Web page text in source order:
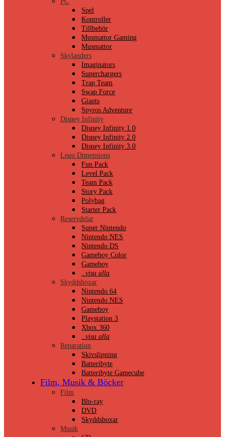
Spel
Kontroller
Tillbehör
Musmattor Gaming
Musmattor
Skylanders
Imaginators
Superchargers
Trap Team
Swap Force
Giants
Spyros Adventure
Disney Infinity
Disney Infinity 1.0
Disney Infinity 2.0
Disney Infinity 3.0
Lego Dimensions
Fun Pack
Level Pack
Team Pack
Story Pack
Polybag
Starter Pack
Reservdelar
Super Nintendo
Nintendo NES
Nintendo DS
Gameboy Color
Gameboy
..visa alla
Skyddsboxar
Nintendo 64
Nintendo NES
Gameboy
Playstation 3
Xbox 360
..visa alla
Reparation
Skivslipning
Batteribyte
Batteribyte Gamecube
Film, Musik & Böcker
Film
Blu-ray
DVD
Skyddsboxar
Musik